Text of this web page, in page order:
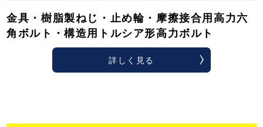
金具・樹脂製ねじ・止め輪・摩擦接合用高力六
角ボルト・構造用トルシア形高力ボルト
詳しく見る